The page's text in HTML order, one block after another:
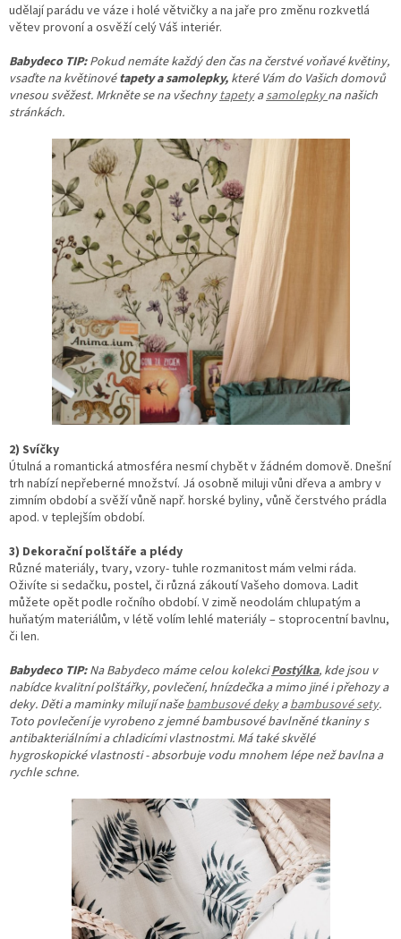
udělají parádu ve váze i holé větvičky a na jaře pro změnu rozkvetlá
větev provoní a osvěží celý Váš interiér.
Babydeco TIP:Pokud nemáte každý den čas na čerstvé voňavé květiny,
vsaďte na květinovétapety a samolepky, které Vám do Vašich domovů
vnesou svěžest. Mrkněte se na všechnytapetyasamolepkyna našich
stránkách.
2) Svíčky
Útulná a romantická atmosféra nesmí chybět v žádném domově. Dnešní
trh nabízí nepřeberné množství. Já osobně miluji vůni dřeva a ambry v
zimním období a svěží vůně např. horské byliny, vůně čerstvého prádla
apod. v teplejším období.
3) Dekorační polštáře a plédy
Různé materiály, tvary, vzory- tuhle rozmanitost mám velmi ráda.
Oživíte si sedačku, postel, či různá zákoutí Vašeho domova. Ladit
můžete opět podle ročního období. V zimě neodolám chlupatým a
huňatým materiálům, v létě volím lehlé materiály – stoprocentní bavlnu,
či len.
Babydeco TIP:Na Babydeco máme celou kolekciPostýlka, kde jsou v
nabídce kvalitní polštářky, povlečení, hnízdečka a mimo jiné i přehozy a
deky. Děti a maminky milují našebambusové dekyabambusové sety.
Toto povlečení je vyrobeno z jemné bambusové bavlněné tkaniny s
antibakteriálními a chladicími vlastnostmi. Má také skvělé
hygroskopické vlastnosti - absorbuje vodu mnohem lépe než bavlna a
rychle schne.